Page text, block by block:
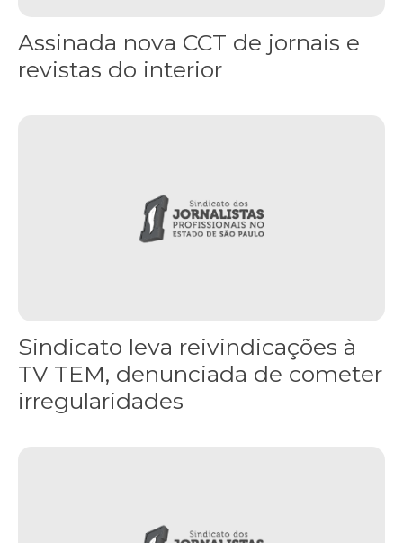
Assinada nova CCT de jornais e
revistas do interior
Sindicato leva reivindicações à
TV TEM, denunciada de cometer
irregularidades